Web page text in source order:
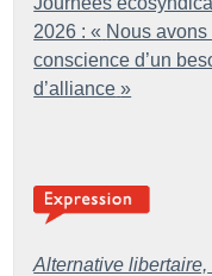
2026 : « Nous avons
conscience d’un
d’alliance »
Alternative libertaire,